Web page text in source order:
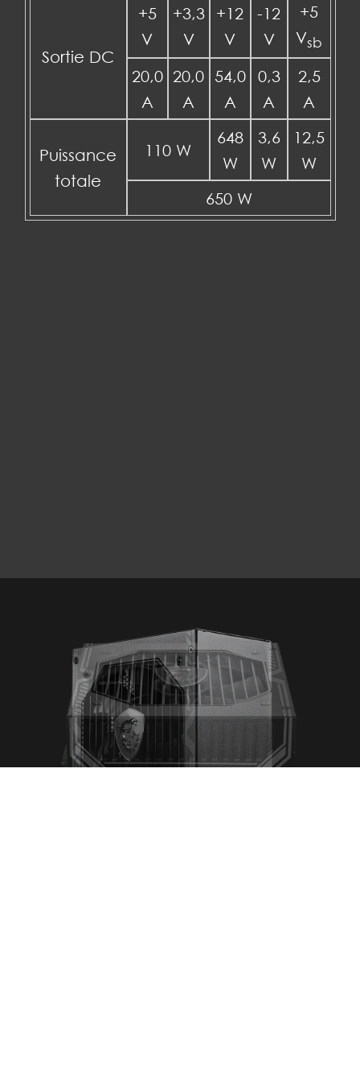
Sortie DC
+5
V
+3,3
V
+12
V
-12
V
+5
Vsb
20,0
A
20,0
A
54,0
A
0,3
A
2,5
A
Puissance
totale
110 W
648
W
3,6
W
12,5
W
650 W